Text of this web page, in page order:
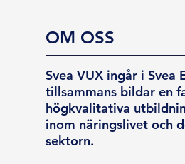
OM OSS
Svea VUX ingår i Svea
tillsammans bildar en
högkvalitativa
inom näringslivet och
sektorn.